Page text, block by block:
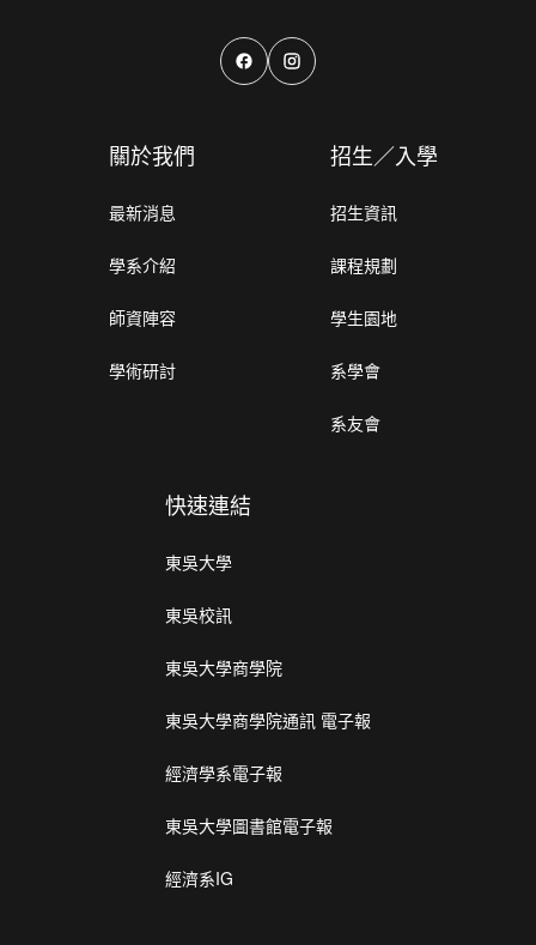
關於我們
最新消息
學系介紹
師資陣容
學術研討
招生／入學
招生資訊
課程規劃
學生園地
系學會
系友會
快速連結
東吳大學
東吳校訊
東吳大學商學院
東吳大學商學院通訊 電子報
經濟學系電子報
東吳大學圖書館電子報
經濟系IG